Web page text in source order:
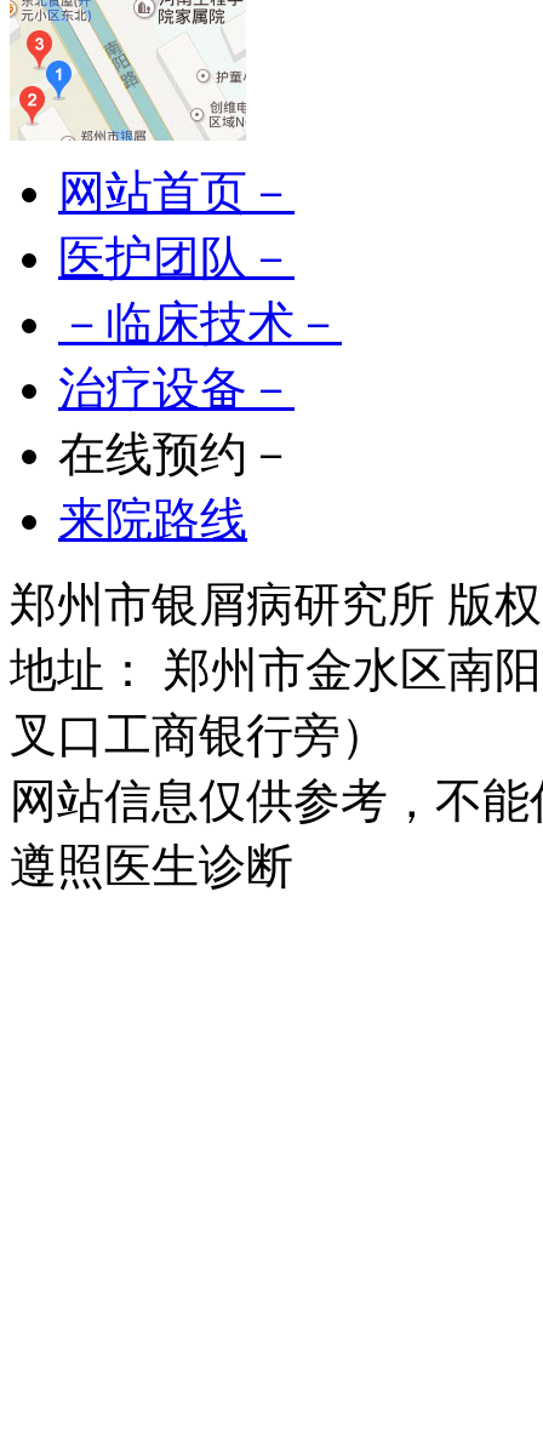
网站首页－
医护团队－
－临床技术－
治疗设备－
在线预约－
来院路线
郑州市银屑病研究所 版
地址： 郑州市金水区南
叉口工商银行旁）
网站信息仅供参考，不
遵照医生诊断